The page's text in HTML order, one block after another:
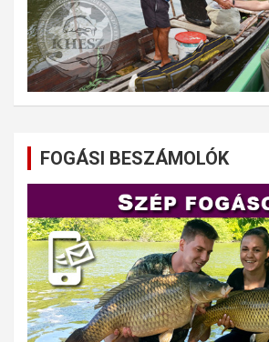
FOGÁSI BESZÁMOLÓK